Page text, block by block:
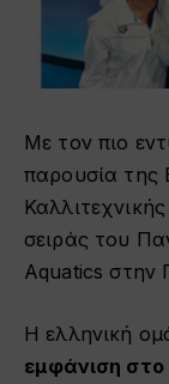
Με τον πιο
παρουσία της
σειράς του
Aquatics στην
Η ελληνική
εμφάνιση